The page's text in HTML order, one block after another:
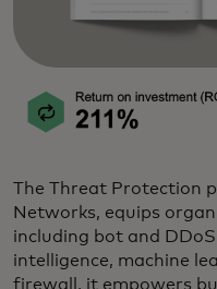
The Threat Protection
Networks, equips
including bot and
intelligence, machine
firewall, it empowers